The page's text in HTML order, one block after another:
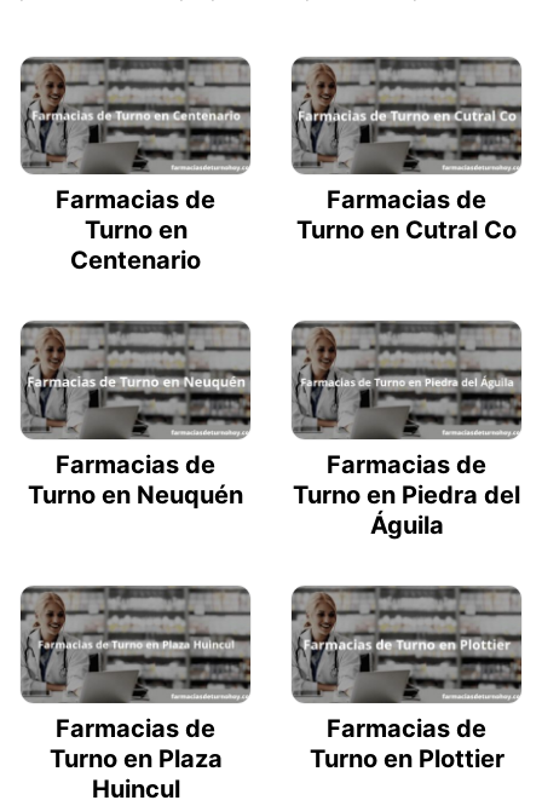
Farmacias de
Turno en
Centenario
Farmacias de
Turno en Cutral Co
Farmacias de
Turno en Neuquén
Farmacias de
Turno en Piedra del
Águila
Farmacias de
Turno en Plaza
Huincul
Farmacias de
Turno en Plottier